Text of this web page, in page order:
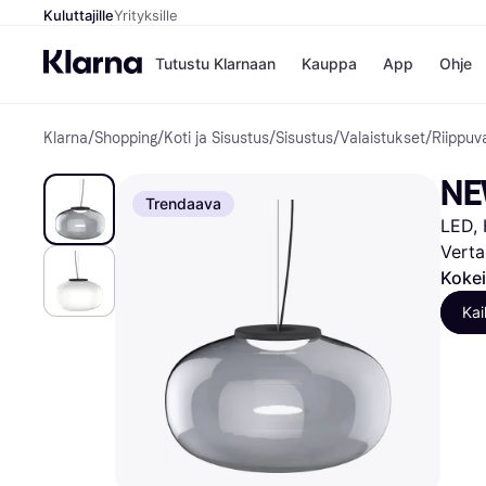
KuluttajilleYrityksille
Tutustu Klarnaan Kauppa
Kaupat
Gigantti
H&M
Peten
Wolt
App Ohje
Klarna/Shopping/Koti ja Sisustus/Sisustus/Valaistukset/
Trendaava
LED,